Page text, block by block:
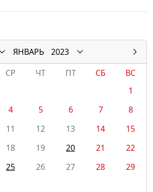
ЯНВАРЬ
2023
СР ЧТ ПТ СБ
ВС
1
4 5 6 7
8
11 12 13 14
15
18 19 20 21
22
25 26 27 28
29